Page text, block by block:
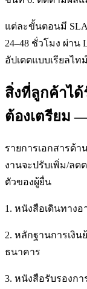
แต่ละขั้นตอนมี
24–48 ชั่วโมง ผ่าน
อัปเดตแบบเรียลไทม์
สิ่งที่ลูกค้าได้
ต้องเตรียม
รายการเอกสารด้า
งานจะปรับเพิ่ม/ลด
ตัวของผู้ยื่น
1. หนังสือเดินทางอ
2. หลักฐานการเงิ
ธนาคาร
3. หนังสือรับรองกา